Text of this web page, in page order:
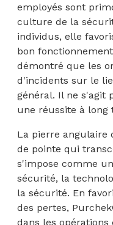
employés sont
culture de la
individus, elle
bon
démontré que les
d'incidents sur le
général. Il ne s'agit
une réussite à long
La pierre angulaire
de pointe qui
s'impose comme
sécurité, la
la sécurité. En
des pertes,
dans les